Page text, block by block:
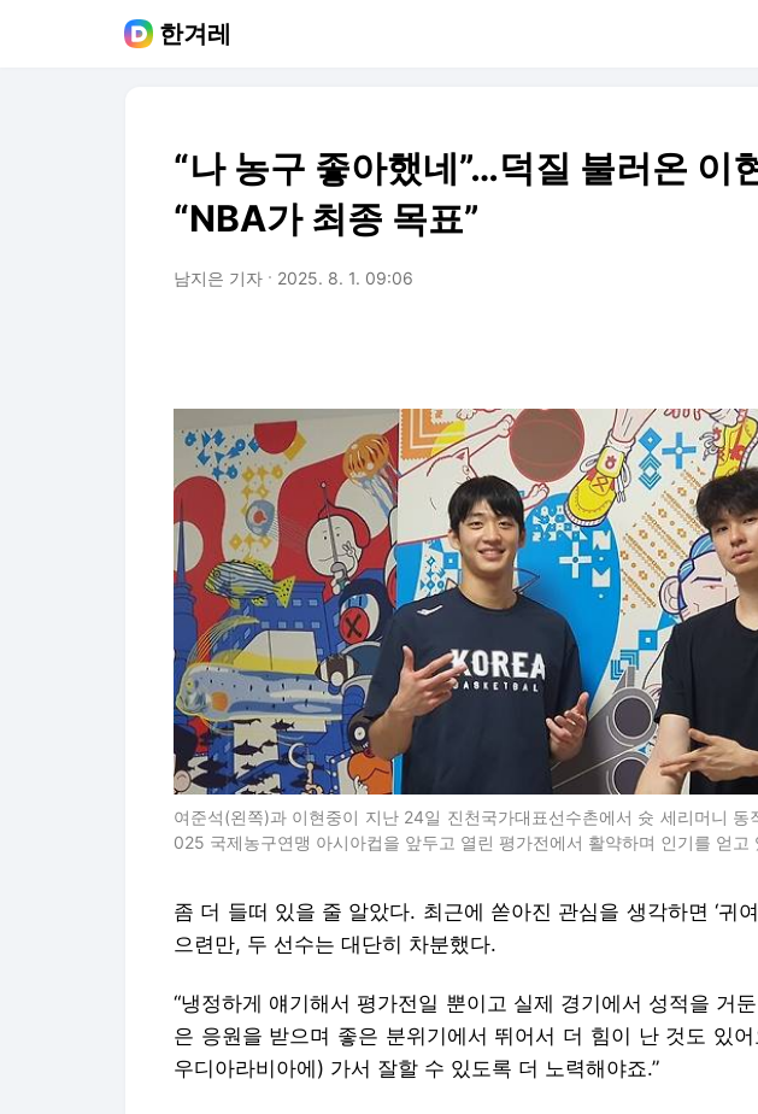
한겨레
“나 농구 좋아했네”…덕질 불러온 이
“NBA가 최종 목표”
남지은 기자 2025. 8. 1. 09:06
여준석(왼쪽)과 이현중이 지난 24일 진천국가대표선수촌에서 슛 세리머니
025 국제농구연맹 아시아컵을 앞두고 열린 평가전에서 활약하며 인기를 얻고
좀 더 들떠 있을 줄 알았다. 최근에 쏟아진 관심을 생각하면 ‘귀
으련만, 두 선수는 대단히 차분했다.
“냉정하게 얘기해서 평가전일 뿐이고 실제 경기에서 성적을 거
은 응원을 받으며 좋은 분위기에서 뛰어서 더 힘이 난 것도 있
우디아라비아에) 가서 잘할 수 있도록 더 노력해야죠.”